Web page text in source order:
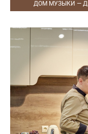
ДОМ МУЗЫКИ —